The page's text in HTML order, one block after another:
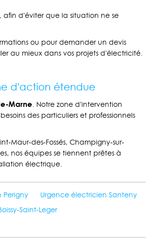
afin d'éviter que la situation ne se
ou pour demander un devis
au mieux dans vos projets d'électricité.
d'action étendue
Marne. Notre zone d'intervention
des particuliers et professionnels
Maur-des-Fossés, Champigny-sur-
nos équipes se tiennent prêtes à
électrique.
Perigny
Urgence électricien Santeny
Saint-Leger